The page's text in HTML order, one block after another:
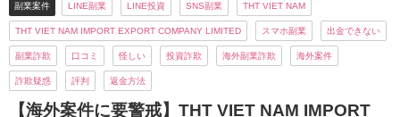
副業案件 LINE副業 LINE投資 SNS副業 THT VIET NAM
THT VIET NAM IMPORT EXPORT COMPANY LIMITED スマホ副業 出金できない
副業詐欺 口コミ 怪しい 投資詐欺 海外副業詐欺 海外案件
詐欺疑惑 評判 返金方法
【海外案件に要警戒】THT VIET NAM IMPORT